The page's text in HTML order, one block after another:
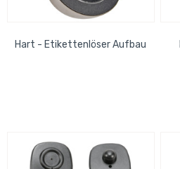
Hart - Etikettenlöser Aufbau